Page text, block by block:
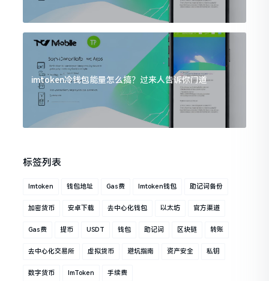
imtoken冷钱包能量怎么搞？过来人告诉你门道
标签列表
Imtoken 钱包地址 Gas费 Imtoken钱包 助记词备份
加密货币 安卓下载 去中心化钱包 以太坊 官方渠道
Gas费 提币 USDT 钱包 助记词 区块链 转账
去中心化交易所 虚拟货币 避坑指南 资产安全 私钥
数字货币 ImToken 手续费